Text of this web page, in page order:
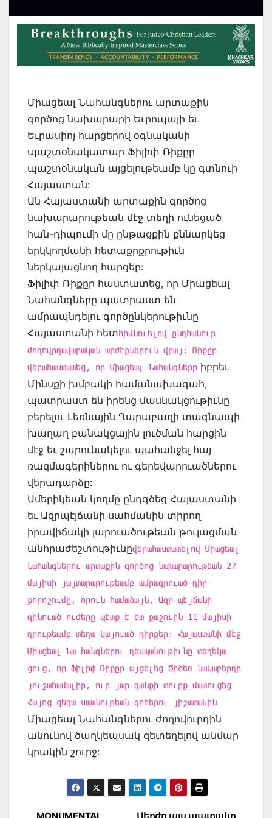
Միացեալ Նահանգներու արտաքին
գործոց նախարարի Եւրոպայի եւ
Եւրասիոյ հարցերով օգնականի
պաշտօնակատար Ֆիլիփ Ռիքըր
պաշտօնական այցելութեամբ կը գտնուի
Հայաստան:
Ան Հայաստանի արտաքին գործոց
նախարարութեան մէջ տեղի ունեցած
հան-դիպումի մը ընթացքին քննարկեց
երկկողմանի հետաքրքրութիւն
ներկայացնող հարցեր:
Ֆիլիփ Ռիքըր հաստատեց, որ Միացեալ
Նահանգները պատրաստ են
ամրապնդելու գործընկերութիւնը
Հայաստանի հետհիմնուելով ընդհանուր
ժողովրդավարական արժէքներուն վրայ: Ռիքըր
վերահաստատեց, որ Միացեալ Նահանգները իբրեւ
Մինսքի խմբակի համանախագահ,
պատրաստ են իրենց մասնակցութիւնը
բերելու Լեռնային Ղարաբաղի տագնապի
խաղաղ բանակցային լուծման հարցին
մէջ եւ շարունակելու պահանջել հայ
ռազմագերիներու ու գերեվարուածներու
վերադարձը:
Ամերիկեան կողմը ընդգծեց Հայաստանի
եւ Ազրպէյճանի սահմանին տիրող
իրավիճակի լարուածութեան թուլացման
անհրաժեշտութիւնըվերահաստատելով Միացեալ
Նահանգներու արտաքին գործոց նախարարութեան 27
մայիսի յայտարարութեամբ ամրագրուած դիր-
քորոշումը, որուն համաձայն, Ազր-պէյճանի
զինուած ուժերը պէտք է ետ քաշուին 11 մայիսի
դրութեամբ տեղա-կայուած դիրքեր: Հայաստանի մէջ
Միացեալ Նա-հանգներու դեսպանութիւնը տեղեկա-
ցուց, որ Ֆիլիփ Ռիքըր այցելեց Ծիծեռ-նակաբերդի
յուշահամալիր, ուր յար-գանքի տուրք մատուցեց
Հայոց ցեղա-սպանութեան զոհերու յիշատակին
Միացեալ Նահանգներու ժողովուրդին
անունով ծաղկեպսակ զետեղելով անմար
կրակին շուրջ:
Սերժը այս ապտակը
MONUMENTAL